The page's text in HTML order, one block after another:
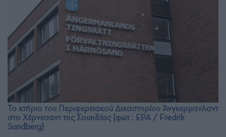
Το κτήριο του Περιφερειακού Δικαστηρίου Άνγκερμανλαντ
στο Χέρνεσαντ της Σουηδίας (φωτ.: EPA / Fredrik
Sandberg)